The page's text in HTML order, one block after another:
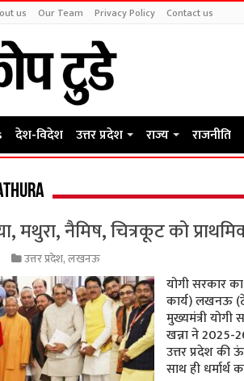
us Our Team Privacy Policy Contact us
देश-विदेश उत्तर प्रदेश राज्य राजनीति
मथुरा, नैमिष, चित्रकूट को
उत्तर प्रदेश,लखनऊ
योगी सरकार
कार्य) लखनऊ
मुख्यमंत्री योगी
खन्ना ने
उत्तर प्रदेश की
साथ ही